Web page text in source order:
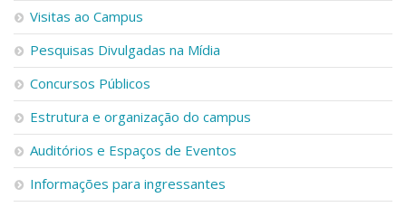
Visitas ao Campus
Pesquisas Divulgadas na Mídia
Concursos Públicos
Estrutura e organização do campus
Auditórios e Espaços de Eventos
Informações para ingressantes